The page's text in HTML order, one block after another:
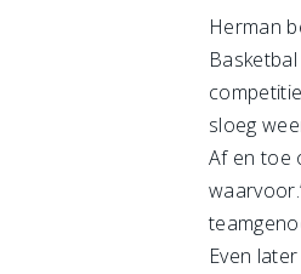
Herman
sloeg
Af en toe
Even